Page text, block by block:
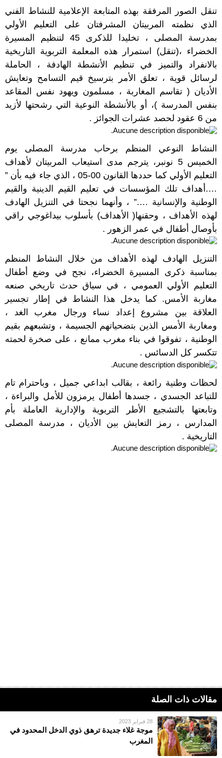
تنقل الصور المرفقة بهذه المتابعة الإعلامية للنشاط الفني
الذي نظمته المربيتان المشرفتان على التعليم الأولي
بمدرسة المصلى ، تخليدا للذكرى 45 لتنظيم المسيرة
الخضراء ،(تنقل) استمرار هذه المعلمة التربوية التاريخية
بالانفراد والتميز في تنظيم الأنشطة الهادفة ، الحاملة
لرسائل قوية ، تعلق الأمر بترسيخ قيم التسامح وتعايش
الأديان ( تقاسم المغاربة ، مسلمون ويهود نفس المقاعد
بنفس المدرسة )، أو بالأنشطة النوعية التي رشحتها لأزيد
من 6 عقود لحصد عشرات الجوائز .
النشاط النوعي المنظم برحاب مدرسة المصلى يوم
الخميس 5 نونبر، يترجم مدى استيعاب المربيتان لأهداف
التعليم الأولي كما حددها القانون 00-05 ، الذي جاء فيه بأن ”
….أهداف تلك المؤسسات في تعليم القيم الدينية والقيم
الوطنية والإنسانية ….” ، وأنهما نجحتا في التنزيل الهادف
لهذه الأهداف ، وحقنها( الأهداف) بأسلوب بيداغوجي راقي
بأوصال أطفال في عمر الزهور .
التنزيل الهادف لهذه الأهداف من خلال النشاط المنظم
بمناسبة ذكرى المسيرة الخضراء، نجح في وضع أطفال
التعليم الأولي العمومي ، في سياق حدث تاريخي صنعه
مغاربة الأمس. كما يدخل هذا النشاط في إطار تجسير
العلاقة بين مشروع إعداد نساء ورجال مغرب الغد ،
ومغاربة الأمس الذين بتضحياتهم الجسيمة ، وتشبعهم بقيم
الوطنية ، تفوقوا في بناء مغرب ممانع ، على صخرة لحمته
تتكسر كل الدسائس .
لحظات وطنية رائعة ، بقالب ابداعي جميل ، وباحترام تام
للتباعد الجسدي ، جسدها أطفال يرمزون للأمل والبراءة ،
وتابعتها بالتشجيع الأطر التربوية والإدارية العاملة بأم
المدارس ، رمز التعايش بين الأديان ، مدرسة المصلى
التاريخية .
مقالات ذات الصلة
28 فبراير 2023
موجة غلاء جديدة ترهق ذوي الدخل المحدود في
المغرب